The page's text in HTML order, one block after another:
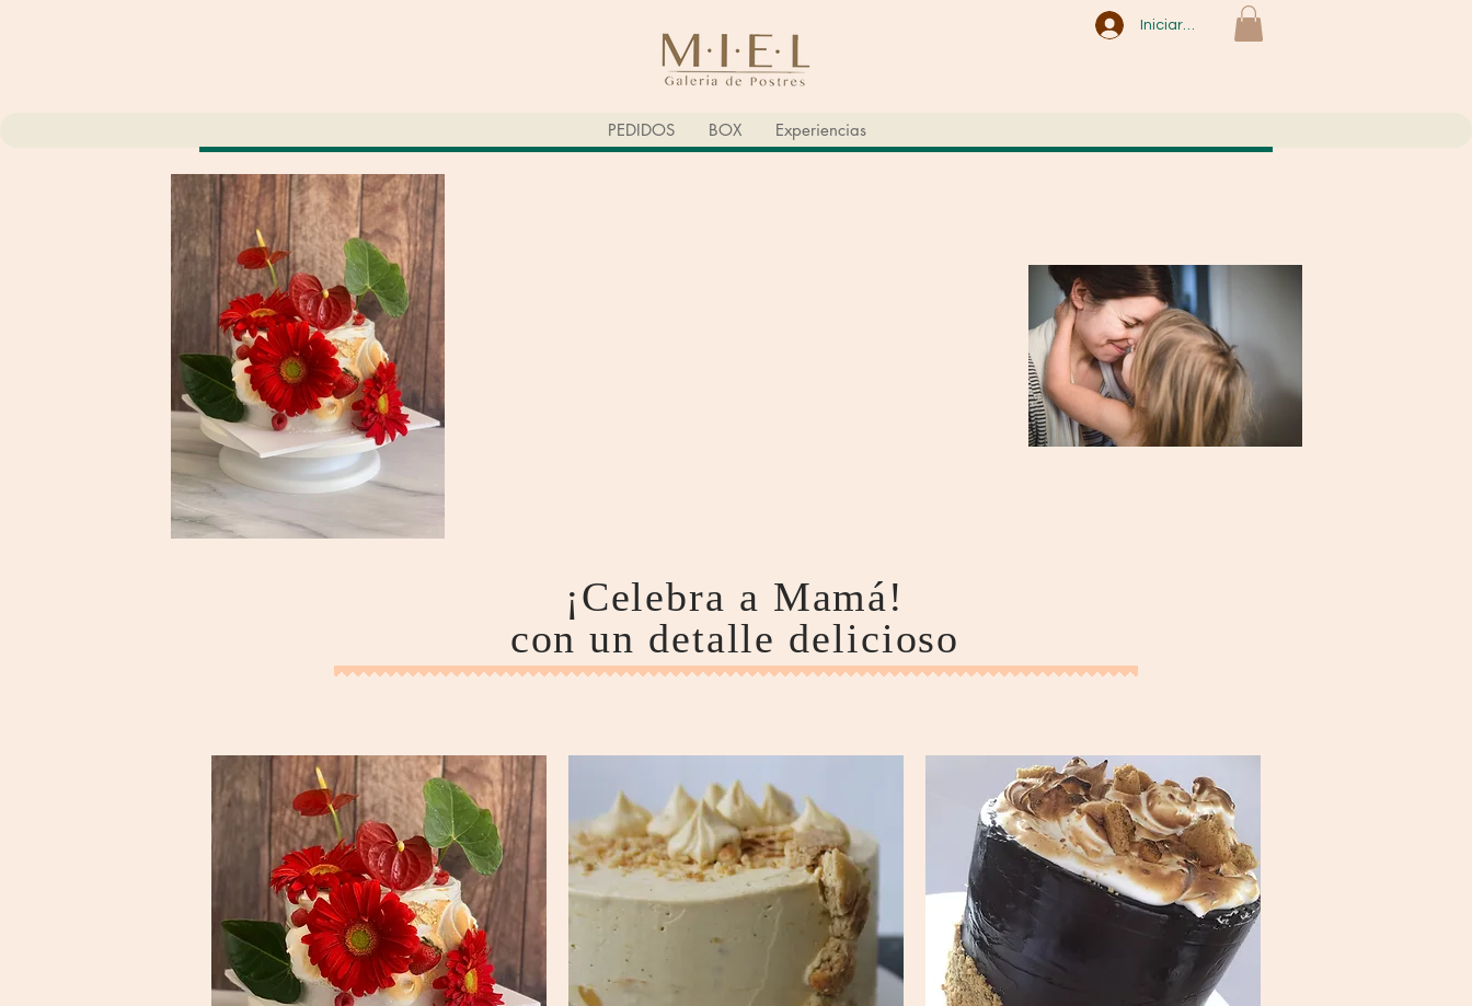
Iniciar sesión
PEDIDOS BOX Experiencias
¡Celebra a Mamá!
con un detalle delicioso